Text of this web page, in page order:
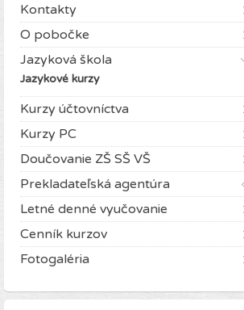
Kontakty
O pobočke
Jazyková škola
Jazykové kurzy
Kurzy účtovníctva
Kurzy PC
Doučovanie ZŠ SŠ VŠ
Prekladateľská agentúra
Letné denné vyučovanie
Cenník kurzov
Fotogaléria